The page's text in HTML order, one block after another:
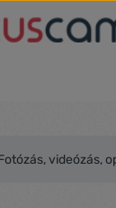
videózás,